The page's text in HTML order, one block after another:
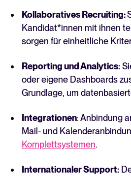
Kollaboratives Recruiting:
Kandidat*innen mit ihnen
sorgen für einheitliche
Reporting und Analytics:
oder eigene Dashboards
Grundlage, um
Integrationen: Anbindung
Mail- und
Komplettsystemen.
Internationaler Support: